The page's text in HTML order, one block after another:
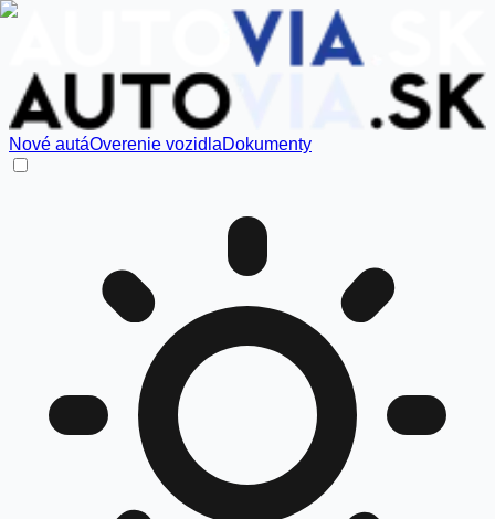
Nové autáOverenie vozidlaDokumenty